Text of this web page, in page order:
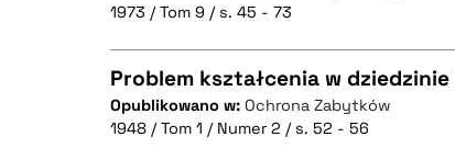
BIBTEX
1973 / Tom 9 / s. 45 - 73
CZYSTY TEKST
Problem kształcenia w
Opublikowano w: Ochrona Zabytków
1948 / Tom 1 / Numer 2 / s. 52 - 56